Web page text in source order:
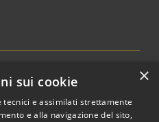
Pieve Emanuele • Powered by
×
sui cookie
tecnici e assimilati strettamente
e alla navigazione del sito,